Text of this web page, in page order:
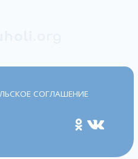
СОГЛАШЕНИЕ